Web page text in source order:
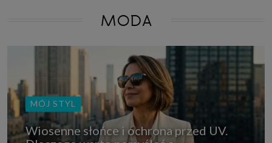
MODA
MÓJ STYL
Wiosenne słońce i ochrona przed UV.